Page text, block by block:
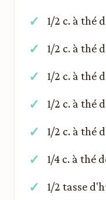
1/2 c. à thé
1/2 c. à thé
1/2 c. à thé
1/2 c. à thé
1/2 c. à thé
1/4 c. à thé
1/2 tasse